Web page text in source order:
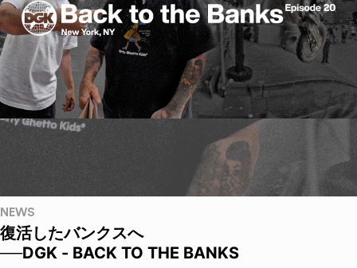
NEWS
復活したバンクスへ
──DGK - BACK TO THE BANKS